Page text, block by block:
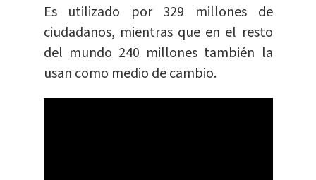
Es utilizado por 329 millones de
ciudadanos, mientras que en el resto
del mundo 240 millones también la
usan como medio de cambio.